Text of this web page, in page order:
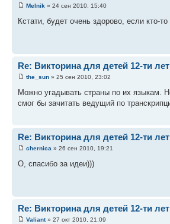
Melnik » 24 сен 2010, 15:40
Кстати, будет очень здорово, если кто-
Re: Викторина для детей 12-ти лет
the_sun » 25 сен 2010, 23:02
Можно угадывать страны по их языкам.
смог бы зачитать ведущий по
Re: Викторина для детей 12-ти лет
chernica » 26 сен 2010, 19:21
О, спасибо за идеи)))
Re: Викторина для детей 12-ти лет
Valiant» 27 окт 2010, 21:09